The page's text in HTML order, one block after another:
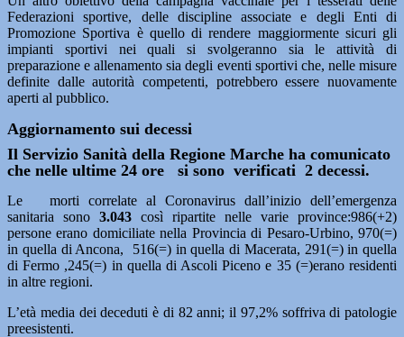
Federazioni sportive, delle discipline associate e degli Enti di
Promozione Sportiva è quello di rendere maggiormente sicuri gli
impianti sportivi nei quali si svolgeranno sia le attività di
preparazione e allenamento sia degli eventi sportivi che, nelle misure
definite dalle autorità competenti, potrebbero essere nuovamente
aperti al pubblico.
Aggiornamento sui decessi
Il Servizio Sanità della Regione Marche ha comunicato
che nelle ultime 24 ore si sono verificati 2 decessi.
Le morti correlate al Coronavirus dall’inizio dell’emergenza
sanitaria sono 3.043 così ripartite nelle varie province:986(+2)
persone erano domiciliate nella Provincia di Pesaro-Urbino, 970(=)
in quella di Ancona, 516(=) in quella di Macerata, 291(=) in quella
di Fermo ,245(=) in quella di Ascoli Piceno e 35 (=)erano residenti
in altre regioni.
L’età media dei deceduti è di 82 anni; il 97,2% soffriva di patologie
preesistenti.